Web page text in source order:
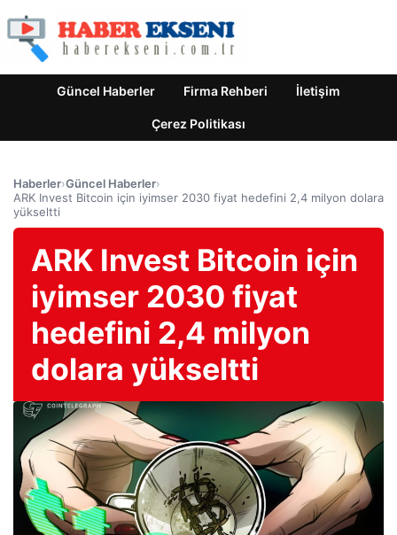
Güncel Haberler Firma Rehberi İletişim
Çerez Politikası
Haberler›Güncel Haberler›
ARK Invest Bitcoin için iyimser 2030 fiyat hedefini 2,4 milyon dolara
yükseltti
ARK Invest Bitcoin için
iyimser 2030 fiyat
hedefini 2,4 milyon
dolara yükseltti